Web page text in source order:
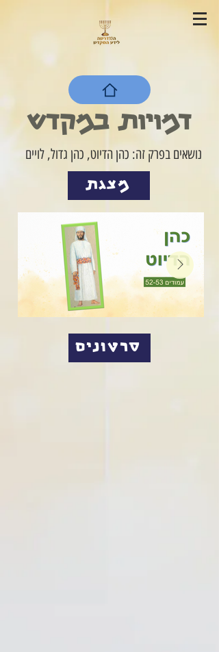
דמויות במקדש
נושאים בפרק זה: כהן הדיוט, כהן גדול, לויים
מצגת
סרטונים